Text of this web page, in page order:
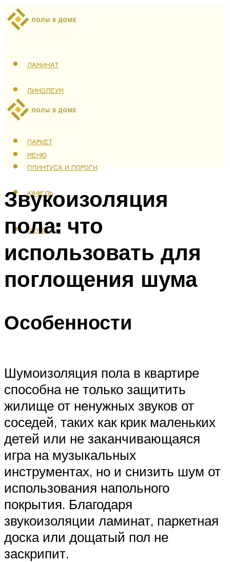
ЛАМИНАТ
ЛИНОЛЕУМ
ТЕПЛЫЙ ПОЛ
ПАРКЕТ
ПЛИНТУСА И ПОРОГИ
КАФЕЛЬ
МЕНЮ
МЕНЮ
Звукоизоляция
пола: что
использовать для
поглощения шума
Особенности
Шумоизоляция пола в квартире
способна не только защитить
жилище от ненужных звуков от
соседей, таких как крик маленьких
детей или не заканчивающаяся
игра на музыкальных
инструментах, но и снизить шум от
использования напольного
покрытия. Благодаря
звукоизоляции ламинат, паркетная
доска или дощатый пол не
заскрипит.